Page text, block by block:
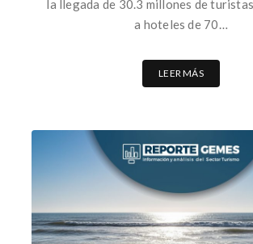
la llegada de 30.3 millones de
a hoteles de 70…
LEER MÁS